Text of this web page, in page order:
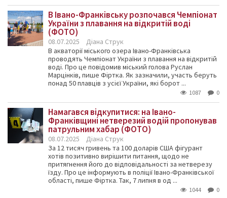
В Івано-Франківську розпочався Чемпіонат
України з плавання на відкритій воді
(ФОТО)
08.07.2025
Діана Струк
В акваторії міського озера Івано-Франківська
проводять Чемпіонат України з плавання на відкритій
воді. Про це повідомив міський голова Руслан
Марцінків, пише Фіртка. Як зазначили, участь беруть
понад 50 плавців з усієї України, які борот ...
1087 0
Намагався відкупитися: на Івано-
Франківщині нетверезий водій пропонував
патрульним хабар (ФОТО)
08.07.2025
Діана Струк
За 12 тисяч гривень та 100 доларів США фігурант
хотів позитивно вирішити питання, щодо не
притягнення його до відповідальності за нетверезу
їзду. Про це інформують в поліції Івано-Франківської
області, пише Фіртка. Так, 7 липня в од ...
1044 0